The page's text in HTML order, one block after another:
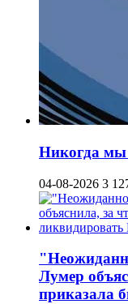
Никогда мы
04-08-2026 3
Лумер
приказала